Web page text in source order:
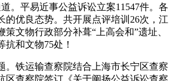
。平易近事公益诉讼立案11547件。各
的优良态势。共开展点评培训26次，江
文物行政部分补葺“上高会和”遗址、
和文物75处！
铁运输查察院结合上海市长宁区查察
区查察院签订《关于阐扬公益诉讼查察